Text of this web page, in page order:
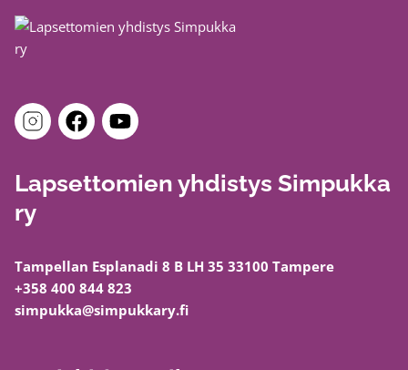
Lapsettomien yhdistys Simpukka
ry
Tampellan Esplanadi 8 B LH 35 33100 Tampere
+358 400 844 823
simpukka@simpukkary.fi